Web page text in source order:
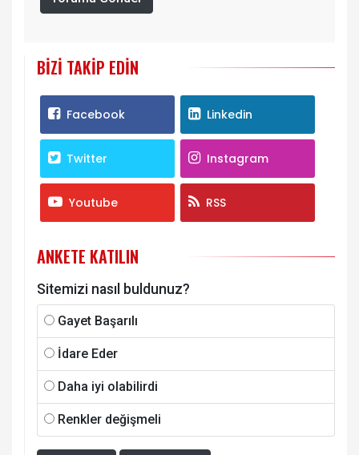
BIZI TAKIP EDIN
Facebook Linkedin
Twitter Instagram
Youtube RSS
ANKETE KATILIN
Sitemizi nasıl buldunuz?
Gayet Başarılı
İdare Eder
Daha iyi olabilirdi
Renkler değişmeli